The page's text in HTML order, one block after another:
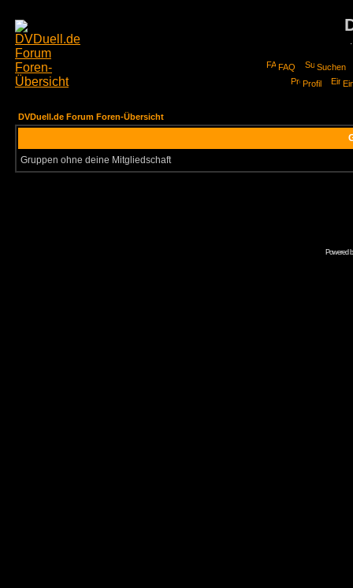
FAQ
Suchen
Profil
DVDuell.de Forum Foren-Übersicht
Gruppen ohne deine Mitgliedschaft
Powered